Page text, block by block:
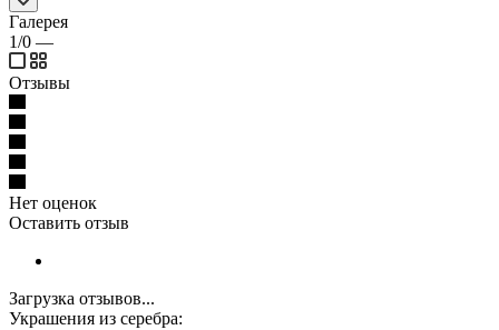
Галерея
1/0 —
Отзывы
Нет оценок
Оставить отзыв
Загрузка отзывов...
Украшения из серебра: